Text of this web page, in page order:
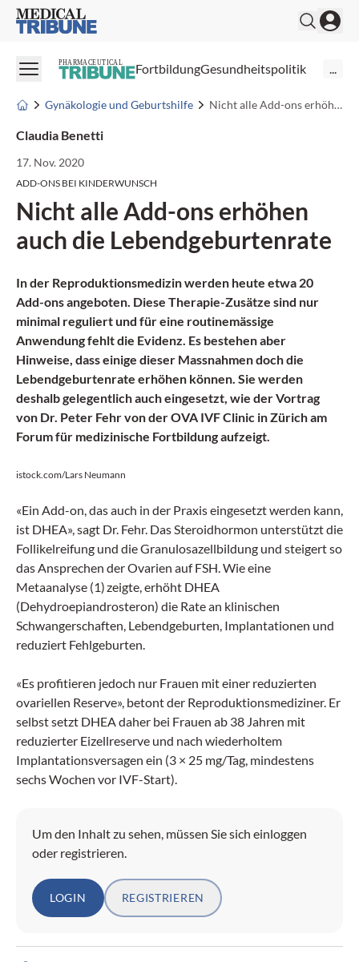
Medical Tribune
PHARMACEUTICAL FortbildungGesundheitspolitik ...
Gynäkologie und Geburtshilfe Nicht alle Add-ons erhöhen auch die Lebendgeburtenrate
Claudia Benetti
17. Nov. 2020
ADD-ONS BEI KINDERWUNSCH
Nicht alle Add-ons erhöhen
auch die Lebendgeburtenrate
In der Reproduktionsmedizin werden heute etwa 20
Add-ons angeboten. Diese Therapie-Zusätze sind nur
minimal reguliert und für eine routinemässige
Anwendung fehlt die Evidenz. Es bestehen aber
Hinweise, dass einige dieser Massnahmen doch die
Lebendgeburtenrate erhöhen können. Sie werden
deshalb gelegentlich auch eingesetzt, wie der Vortrag
von Dr. Peter Fehr von der OVA IVF Clinic in Zürich am
Forum für medizinische Fortbildung aufzeigt.
istock.com/Lars Neumann
«Ein Add-on, das auch in der Praxis eingesetzt werden kann,
ist DHEA», sagt Dr. Fehr. Das Steroidhormon unterstützt die
Follikelreifung und die Granulosazellbildung und steigert so
das Ansprechen der Ovarien auf FSH. Wie eine
Metaanalyse (1)zeigte, erhöht DHEA
(Dehydroepiandrosteron) die Rate an klinischen
Schwangerschaften, Lebendgeburten, Implantationen und
reduziert Fehlgeburten.
«Es profitieren jedoch nur Frauen mit einer reduzierten
ovariellen Reserve», betont der Reproduktionsmediziner. Er
selbst setzt DHEA daher bei Frauen ab 38 Jahren mit
reduzierter Eizellreserve und nach wiederholtem
Implantationsversagen ein (3 × 25 mg/Tag, mindestens
sechs Wochen vor IVF-Start).
Um den Inhalt zu sehen, müssen Sie sich einloggen
oder registrieren.
LOGIN REGISTRIEREN